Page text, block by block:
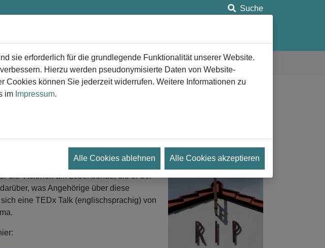
Suche
ist wichtig“
Peter O'Dowd von „Here & Now“ mit dem
die Visionen am Lebensende, die er bei
was Angehörige über diese
eine TEDx Talk (englischsprachig) von
sie erforderlich für die grundlegende Funktionalität unserer Website.
Hierzu werden pseudonymisierte Daten von Website-
können Sie jederzeit widerrufen. Weitere Informationen zu
im Impressum.
Alle Cookies ablehnen Alle Cookies akzeptieren